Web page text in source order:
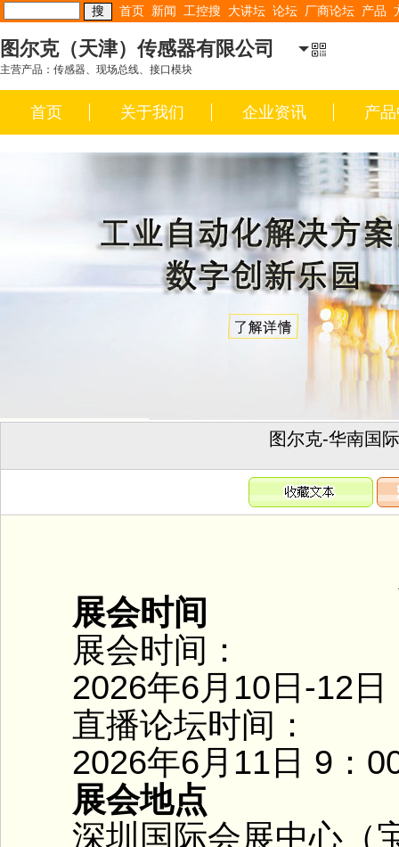
首页 新闻 工控搜 大讲坛 论坛 厂商论坛 产品
图尔克（天津）传感器有限公司
主营产品：传感器、现场总线、接口模块
首页 关于我们 企业资讯 产
图尔克-华南国
展会时间
展会时间：
2026年6月10日-12日
直播论坛时间：
2026年6月11日 9：
展会地点
深圳国际会展中心（